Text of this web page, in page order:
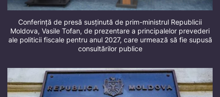
Conferință de presă susținută de prim-ministrul Republicii
Moldova, Vasile Tofan, de prezentare a principalelor prevederi
ale politicii fiscale pentru anul 2027, care urmează să fie supusă
consultărilor publice